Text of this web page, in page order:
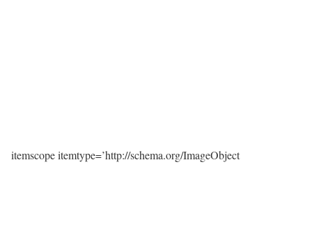
itemscope itemtype=’http://schema.org/ImageObject